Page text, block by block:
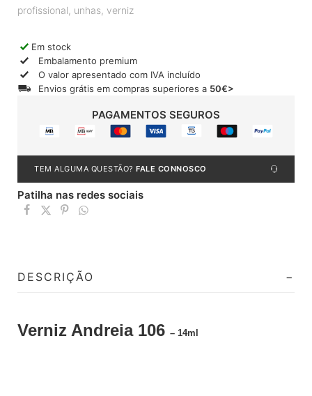
profissional, unhas, verniz
Em stock
Embalamento premium
O valor apresentado com IVA incluído
Envios grátis em compras superiores a 50€>
PAGAMENTOS SEGUROS
TEM ALGUMA QUESTÃO? FALE CONNOSCO
Patilha nas redes sociais
DESCRIÇÃO
Verniz Andreia 106 – 14ml